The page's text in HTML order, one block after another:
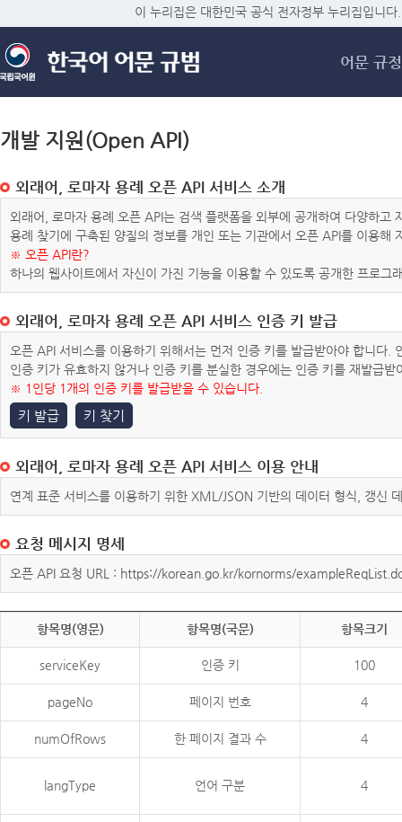
메
이 누리집은 대한민국 공식 전자정부 누리집입니다.
어문 규정
개발 지원(Open API)
외래어, 로마자 용례 오픈 API 서비스 소개
외래어, 로마자 용례 오픈 API는 검색 플랫폼을 외부에 공개하여 다양하
용례 찾기에 구축된 양질의 정보를 개인 또는 기관에서 오픈 API를 이용해
※ 오픈 API란?
하나의 웹사이트에서 자신이 가진 기능을 이용할 수 있도록 공개한 프로그
외래어, 로마자 용례 오픈 API 서비스 인증 키 발급
오픈 API 서비스를 이용하기 위해서는 먼저 인증 키를 발급받아야 합니다
인증 키가 유효하지 않거나 인증 키를 분실한 경우에는 인증 키를 재발급받
※ 1인당 1개의 인증 키를 발급받을 수 있습니다.
키 발급 키 찾기
외래어, 로마자 용례 오픈 API 서비스 이용 안내
연계 표준 서비스를 이용하기 위한 XML/JSON 기반의 데이터 형식, 갱신
요청 메시지 명세
오픈 API 요청 URL : https://korean.go.kr/kornorms/
항목명(영문) 항목명(국문) 항목크기
serviceKey 인증 키 100
pageNo 페이지 번호 4
numOfRows 한 페이지 결과 수 4
langType 언어 구분 4